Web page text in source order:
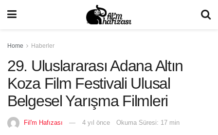
Home Haberler
29. Uluslararası Adana Altın
Koza Film Festivali Ulusal
Belgesel Yarışma Filmleri
Fil'm Hafızası 4 yıl önce Okuma Süresi: 17 min